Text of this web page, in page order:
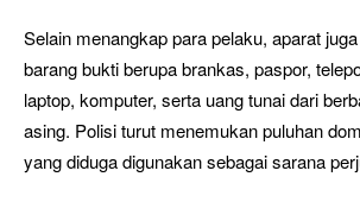
Selain menangkap para pelaku, aparat
barang bukti berupa brankas, paspor,
laptop, komputer, serta uang tunai dari
asing. Polisi turut menemukan puluhan
yang diduga digunakan sebagai sarana